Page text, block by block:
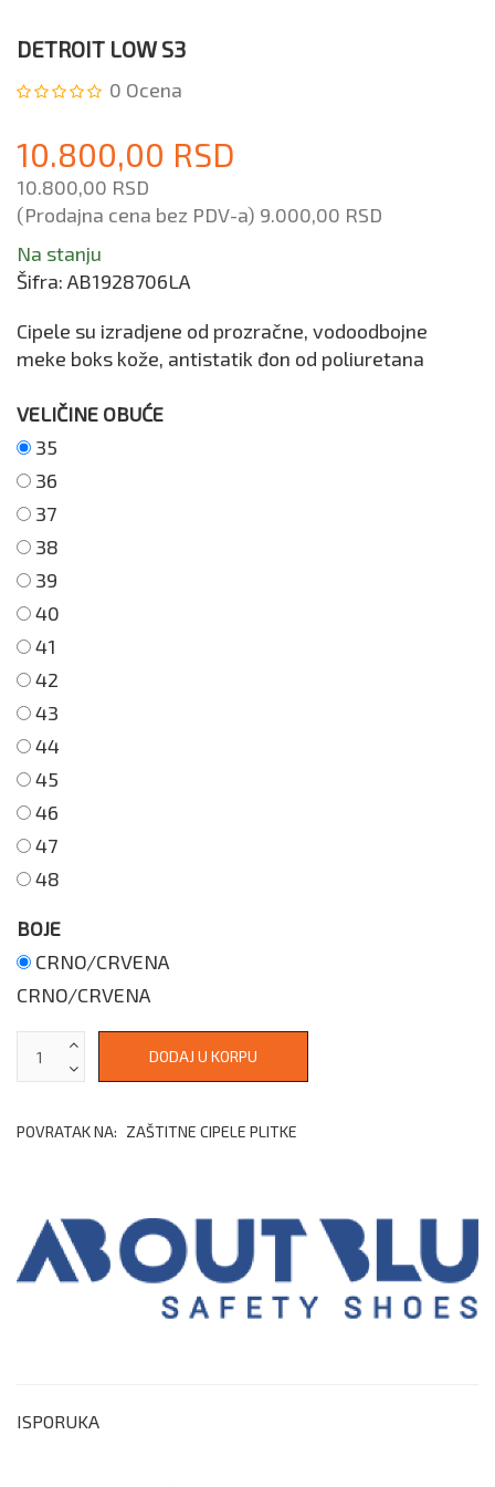
DETROIT LOW S3
0 Ocena
10.800,00 RSD
10.800,00 RSD
(Prodajna cena bez PDV-a) 9.000,00 RSD
Na stanju
Šifra: AB1928706LA
Cipele su izradjene od prozračne, vodoodbojne
meke boks kože, antistatik đon od poliuretana
VELIČINE OBUĆE
35
36
37
38
39
40
41
42
43
44
45
46
47
48
BOJE
CRNO/CRVENA
CRNO/CRVENA
POVRATAK NA: ZAŠTITNE CIPELE PLITKE
ISPORUKA